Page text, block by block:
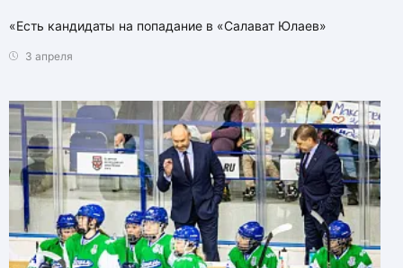
«Есть кандидаты на попадание в «Салават Юлаев»
3 апреля